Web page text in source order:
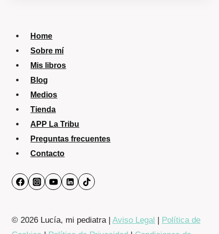
Home
Sobre mí
Mis libros
Blog
Medios
Tienda
APP La Tribu
Preguntas frecuentes
Contacto
© 2026 Lucía, mi pediatra | Aviso Legal | Política de